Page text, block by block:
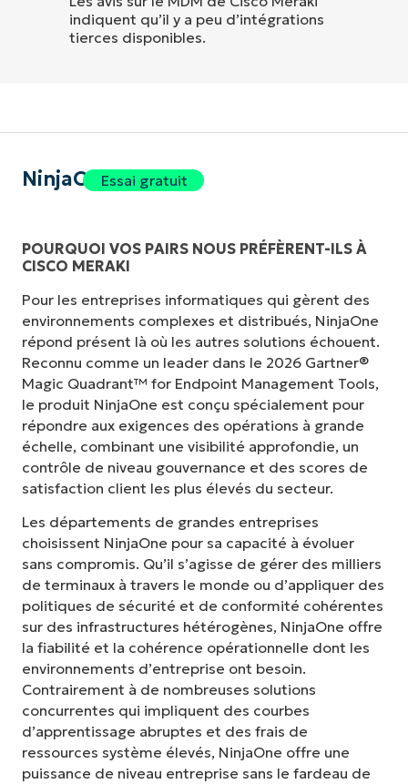
indiquent qu’il y a peu d’intégrations
tierces disponibles.
NinjaOneEssai gratuit
POURQUOI VOS PAIRS NOUS PRÉFÈRENT-ILS À
CISCO MERAKI
Pour les entreprises informatiques qui gèrent des
environnements complexes et distribués, NinjaOne
répond présent là où les autres solutions échouent.
Reconnu comme un leader dans le 2026 Gartner®
Magic Quadrant™ for Endpoint Management Tools,
le produit NinjaOne est conçu spécialement pour
répondre aux exigences des opérations à grande
échelle, combinant une visibilité approfondie, un
contrôle de niveau gouvernance et des scores de
satisfaction client les plus élevés du secteur.
Les départements de grandes entreprises
choisissent NinjaOne pour sa capacité à évoluer
sans compromis. Qu’il s’agisse de gérer des milliers
de terminaux à travers le monde ou d’appliquer des
politiques de sécurité et de conformité cohérentes
sur des infrastructures hétérogènes, NinjaOne offre
la fiabilité et la cohérence opérationnelle dont les
environnements d’entreprise ont besoin.
Contrairement à de nombreuses solutions
concurrentes qui impliquent des courbes
d’apprentissage abruptes et des frais de
ressources système élevés, NinjaOne offre une
puissance de niveau entreprise sans le fardeau de